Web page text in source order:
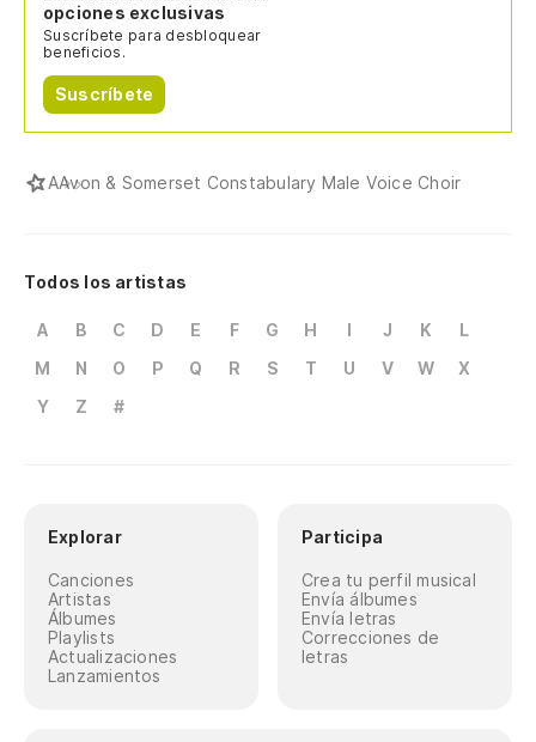
opciones exclusivas
Suscríbete para desbloquear
beneficios.
Suscríbete
AAvon & Somerset Constabulary Male Voice Choir
Todos los artistas
A B C D E F G H I J K
L
M
N O P Q R S T U V W
X
Y
Z #
Explorar
Canciones
Artistas
Álbumes
Playlists
Actualizaciones
Lanzamientos
Participa
Crea tu perfil musical
Envía álbumes
Envía letras
Correcciones de
letras